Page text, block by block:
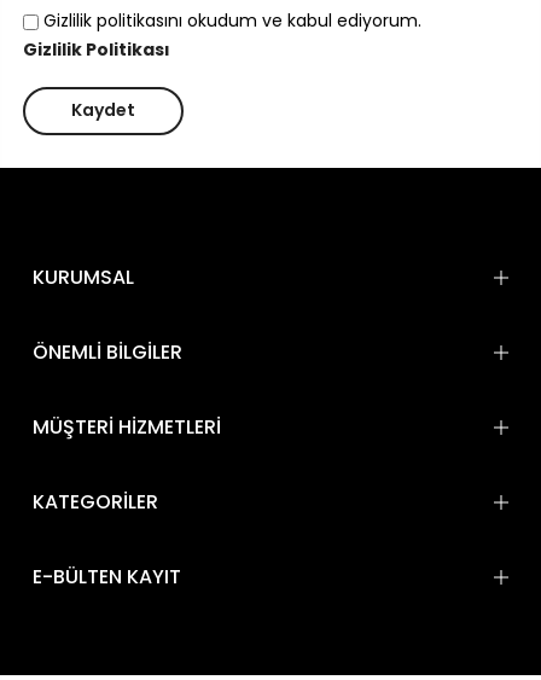
Gizlilik politikasını okudum ve kabul ediyorum.
Gizlilik Politikası
KURUMSAL
ÖNEMLİ BİLGİLER
MÜŞTERİ HİZMETLERİ
KATEGORİLER
E-BÜLTEN KAYIT